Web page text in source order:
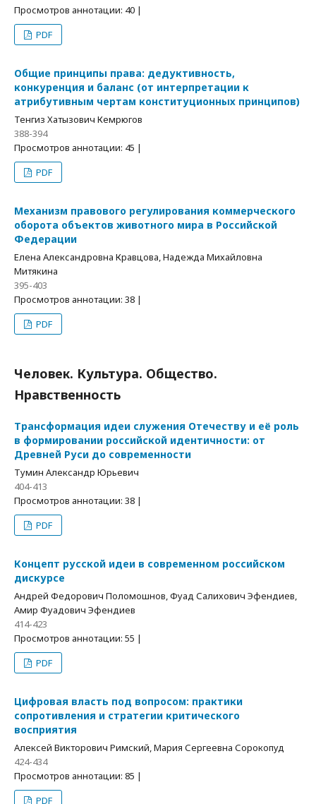
Просмотров аннотации: 40 |
PDF
Общие принципы права: дедуктивность,
конкуренция и баланс (от интерпретации к
атрибутивным чертам конституционных принципов)
Тенгиз Хатызович Кемрюгов
388-394
Просмотров аннотации: 45 |
PDF
Механизм правового регулирования коммерческого
оборота объектов животного мира в Российской
Федерации
Елена Александровна Кравцова, Надежда Михайловна
Митякина
395-403
Просмотров аннотации: 38 |
PDF
Человек. Культура. Общество.
Нравственность
Трансформация идеи служения Отечеству и её роль
в формировании российской идентичности: от
Древней Руси до современности
Тумин Александр Юрьевич
404-413
Просмотров аннотации: 38 |
PDF
Концепт русской идеи в современном российском
дискурсе
Андрей Федорович Поломошнов, Фуад Салихович Эфендиев,
Амир Фуадович Эфендиев
414-423
Просмотров аннотации: 55 |
PDF
Цифровая власть под вопросом: практики
сопротивления и стратегии критического
восприятия
Алексей Викторович Римский, Мария Сергеевна Сорокопуд
424-434
Просмотров аннотации: 85 |
PDF